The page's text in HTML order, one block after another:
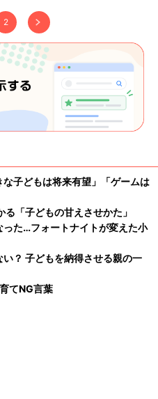
2
子どもは将来有望」「ゲームは
「子どもの甘えさせかた」
た…フォートナイトが変えた小
い？ 子どもを納得させる親の一
てNG言葉